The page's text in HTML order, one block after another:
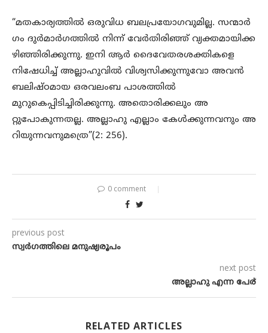
“മതകാര്യത്തിൽ ഒരുവിധ ബലപ്രയോഗവുമില്ല. സന്മാർ
ഗം ദുർമാർഗത്തിൽ നിന്ന് വേർതിരിഞ്ഞ് വ്യക്തമായിക്ക
ഴിഞ്ഞിരിക്കുന്നു. ഇനി ആർ ദൈവേതരശക്തികളെ
നിഷേധിച്ച് അല്ലാഹുവിൽ വിശ്വസിക്കുന്നുവോ അവൻ
ബലിഷ്ഠമായ ഒരവലംബ പാശത്തിൽ
മുറുകെപ്പിടിച്ചിരിക്കുന്നു. അതൊരിക്കലും അ
റ്റുപോകുന്നതല്ല. അല്ലാഹു എല്ലാം കേൾക്കുന്നവനും അ
റിയുന്നവനുമത്രെ”(2: 256).
0 comment
previous post
സ്വർഗത്തിലെ മനുഷ്യരൂപം
next post
അല്ലാഹു എന്ന പേര്
RELATED ARTICLES